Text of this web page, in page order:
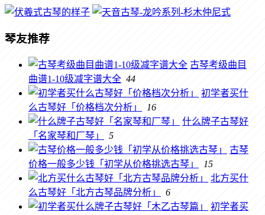
琴友推荐
古琴考级曲目
曲谱1-10级减字谱大全 44
初学者买什
么古琴好「价格档次分析」
16
什么牌子古琴好
「名家琴和厂琴」
5
古琴
价格一般多少钱「初学从价格挑选古琴」
15
北方买什
么古琴好「北方古琴品牌分析」
6
初学者买